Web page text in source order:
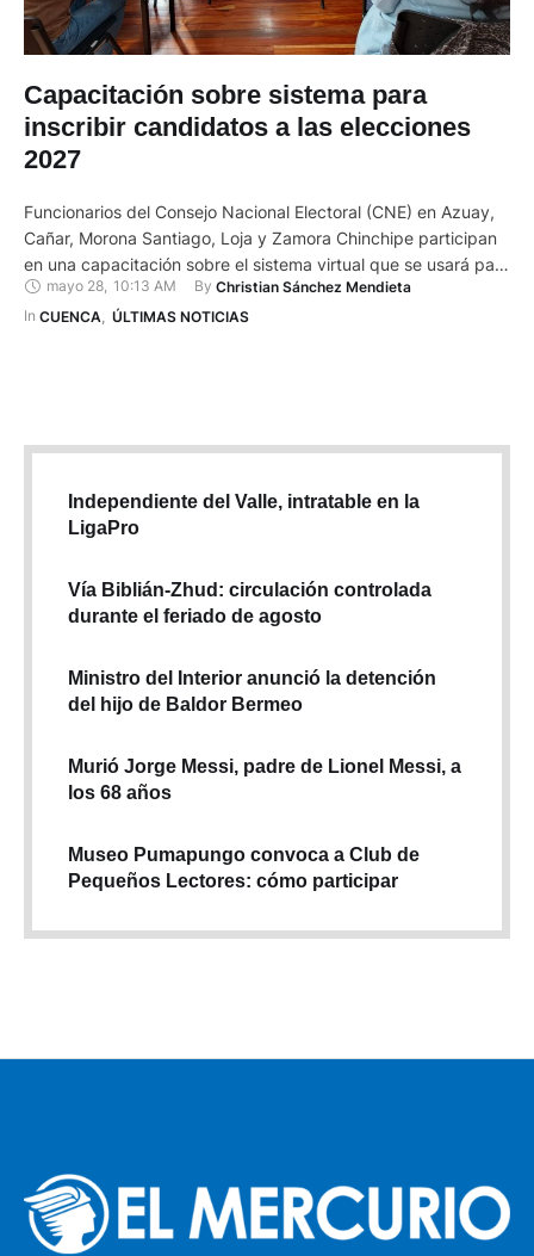
Capacitación sobre sistema para
inscribir candidatos a las elecciones
2027
Funcionarios del Consejo Nacional Electoral (CNE) en Azuay,
Cañar, Morona Santiago, Loja y Zamora Chinchipe participan
en una capacitación sobre el sistema virtual que se usará para
inscribir candidaturas. Esto, para las Elecciones Seccionales y
del Consejo de Participación Ciudadana y Control Social
mayo 28, 10:13 AM By Christian Sánchez Mendieta
In CUENCA ÚLTIMAS NOTICIAS
Independiente del Valle, intratable en la
LigaPro
Vía Biblián-Zhud: circulación controlada
durante el feriado de agosto
Ministro del Interior anunció la detención
del hijo de Baldor Bermeo
Murió Jorge Messi, padre de Lionel Messi, a
los 68 años
Museo Pumapungo convoca a Club de
Pequeños Lectores: cómo participar